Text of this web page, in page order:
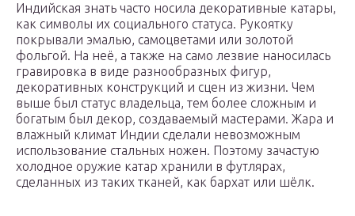
Индийская знать часто носила декоративные катары,
как символы их социального статуса. Рукоятку
покрывали эмалью, самоцветами или золотой
фольгой. На неё, а также на само лезвие наносилась
гравировка в виде разнообразных фигур,
декоративных конструкций и сцен из жизни. Чем
выше был статус владельца, тем более сложным и
богатым был декор, создаваемый мастерами. Жара и
влажный климат Индии сделали невозможным
использование стальных ножен. Поэтому зачастую
холодное оружие катар хранили в футлярах,
сделанных из таких тканей, как бархат или шёлк.